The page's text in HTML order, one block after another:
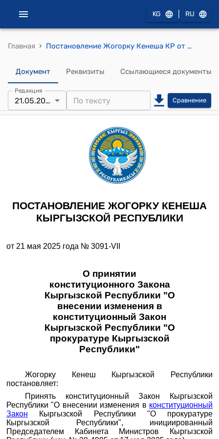
KG RU
Главная › Постановление Жогорку Кенеша КР от 21 мая 2025 года № 3091-VII "О принятии конституционного Закона Кыргызской Республики "О внесении изменения в конституционный Закон Кыргызской Республики "О прокуратуре Кыргызской Республики"
Документ Реквизиты Ссылающиеся документы
Редакция
21.05.2025 Сравнение